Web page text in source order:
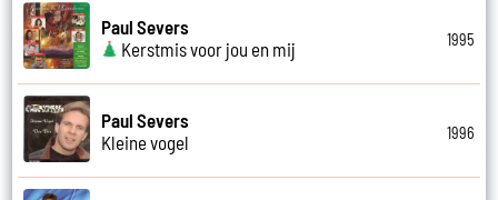
Paul Severs
Kerstmis voor jou en mij
1995
Paul Severs
Kleine vogel
1996